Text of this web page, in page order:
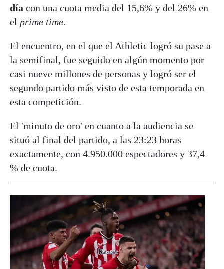
día con una cuota media del 15,6% y del 26% en
el prime time.
El encuentro, en el que el Athletic logró su pase a
la semifinal, fue seguido en algún momento por
casi nueve millones de personas y logró ser el
segundo partido más visto de esta temporada en
esta competición.
El 'minuto de oro' en cuanto a la audiencia se
situó al final del partido, a las 23:23 horas
exactamente, con 4.950.000 espectadores y 37,4
% de cuota.